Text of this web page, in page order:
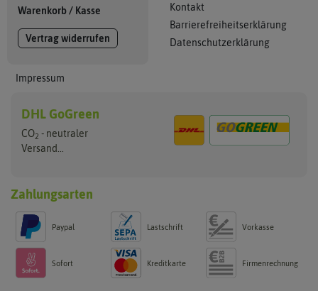
Warenkorb / Kasse
Vertrag widerrufen
Impressum
Kontakt
Barrierefreiheitserklärung
Datenschutzerklärung
DHL GoGreen
CO2 - neutraler
Versand...
Zahlungsarten
Paypal Lastschrift Vorkasse
Sofort Kreditkarte Firmenrechnung